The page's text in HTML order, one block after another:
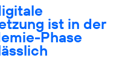
ist in der
Phase